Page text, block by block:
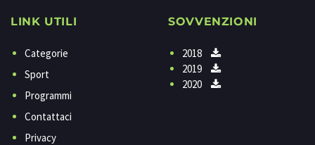
LINK UTILI
Categorie
Sport
Programmi
Contattaci
Privacy
SOVVENZIONI
2018
2019
2020